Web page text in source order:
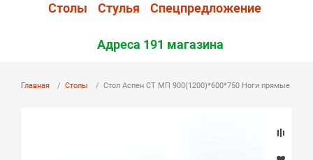
Столы Стулья Спецпредложение
Адреса 191 магазина
Главная Столы Стол Аспен СТ МП 900(1200)*600*750 Ноги прямые 02